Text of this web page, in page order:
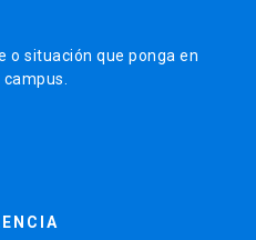
o situación que ponga en